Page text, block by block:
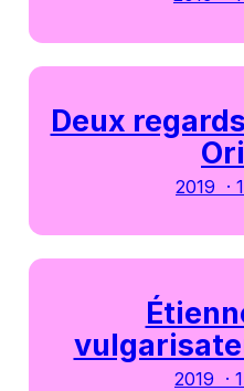
Deux
2019 ·
2019 ·